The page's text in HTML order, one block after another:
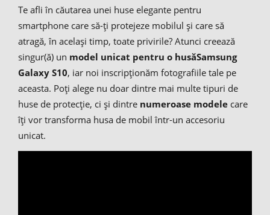
Te afli în căutarea unei huse elegante pentru
smartphone care să-ți protejeze mobilul și care să
atragă, în același timp, toate privirile? Atunci creează
singur(ă) un model unicat pentru o husăSamsung
Galaxy S10, iar noi inscripționăm fotografiile tale pe
aceasta. Poți alege nu doar dintre mai multe tipuri de
huse de protecție, ci și dintre numeroase modele care
îți vor transforma husa de mobil într-un accesoriu
unicat.